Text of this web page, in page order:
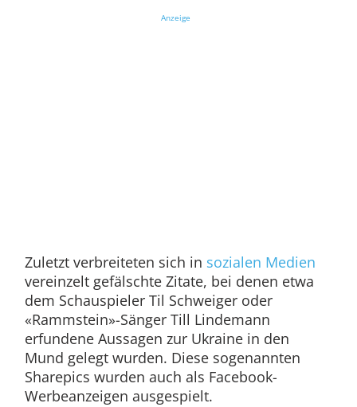
Anzeige
Zuletzt verbreiteten sich in sozialen Medien
vereinzelt gefälschte Zitate, bei denen etwa
dem Schauspieler Til Schweiger oder
«Rammstein»-Sänger Till Lindemann
erfundene Aussagen zur Ukraine in den
Mund gelegt wurden. Diese sogenannten
Sharepics wurden auch als Facebook-
Werbeanzeigen ausgespielt.